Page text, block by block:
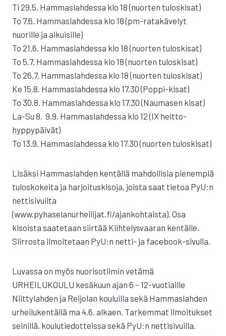
Ti 29.5. Hammaslahdessa klo 18 (nuorten tuloskisat)
To 7.6. Hammaslahdessa klo 18 (pm-ratakävelyt
nuorille ja aikuisille)
To 21.6. Hammaslahdessa klo 18 (nuorten tuloskisat)
To 5.7. Hammaslahdessa klo 18 (nuorten tuloskisat)
To 26.7. Hammaslahdessa klo 18 (nuorten tuloskisat)
Ke 15.8. Hammaslahdessa klo 17.30 (Poppi-kisat)
To 30.8. Hammaslahdessa klo 17.30 (Naumasen kisat)
La-Su 8.  9.9. Hammaslahdessa klo 12 (IX heitto-
hyppypäivät)
To 13.9. Hammaslahdessa klo 17.30 (nuorten tuloskisat)
Lisäksi Hammaslahden kentällä mahdollisia pienempiä
tuloskokeita ja harjoituskisoja, joista saat tietoa PyU:n
nettisivuilta
(www.pyhaselanurheilijat.fi/ajankohtaista). Osa
kisoista saatetaan siirtää Kiihtelysvaaran kentälle.
Siirrosta ilmoitetaan PyU:n netti- ja facebook-sivulla.
Luvassa on myös nuorisotiimin vetämä
URHEILUKOULU kesäkuun ajan 6 – 12-vuotiaille
Niittylahden ja Reijolan kouluilla sekä Hammaslahden
urheilukentällä ma 4.6. alkaen. Tarkemmat ilmoitukset
seinillä, koulutiedotteissa sekä PyU:n nettisivuilla.